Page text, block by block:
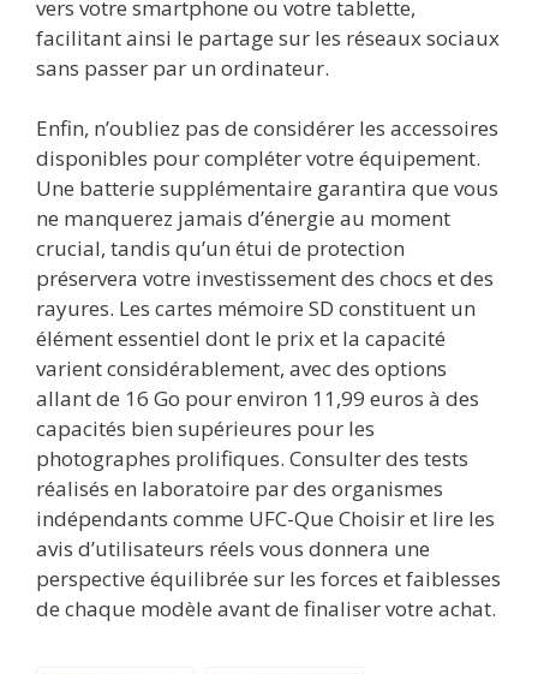
vers votre smartphone ou votre tablette,
facilitant ainsi le partage sur les réseaux sociaux
sans passer par un ordinateur.
Enfin, n’oubliez pas de considérer les accessoires
disponibles pour compléter votre équipement.
Une batterie supplémentaire garantira que vous
ne manquerez jamais d’énergie au moment
crucial, tandis qu’un étui de protection
préservera votre investissement des chocs et des
rayures. Les cartes mémoire SD constituent un
élément essentiel dont le prix et la capacité
varient considérablement, avec des options
allant de 16 Go pour environ 11,99 euros à des
capacités bien supérieures pour les
photographes prolifiques. Consulter des tests
réalisés en laboratoire par des organismes
indépendants comme UFC-Que Choisir et lire les
avis d’utilisateurs réels vous donnera une
perspective équilibrée sur les forces et faiblesses
de chaque modèle avant de finaliser votre achat.